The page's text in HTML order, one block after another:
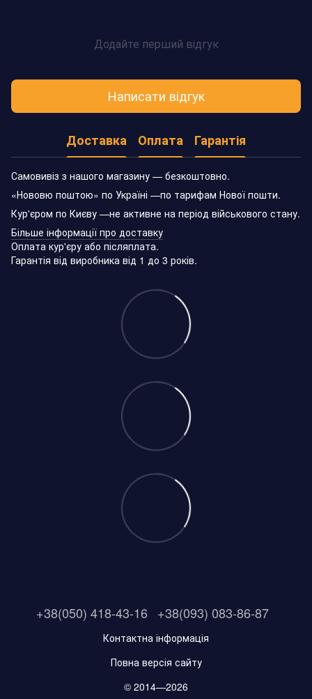
Додайте перший відгук
Написати відгук
Доставка Оплата Гарантія
Самовивіз з нашого магазину — безкоштовно.
«Нововю поштою» по Україні —по тарифам Нової пошти.
Кур'єром по Києву —не активне на період військового стану.
Більше інформації про доставку
Оплата кур'єру або післяплата.
Гарантія від виробника від 1 до 3 років.
+38(050) 418-43-16 +38(093) 083-86-87
Контактна інформація
Повна версія сайту
© 2014—2026